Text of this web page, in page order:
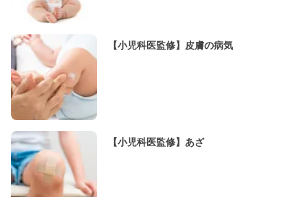
【小児科医監修】皮膚の病気
【小児科医監修】あざ